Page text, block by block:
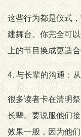
这些行为都是仪式
建舞台。你完全可
上的节目换成更适
4. 与长辈的沟通：从
很多读者卡在清明
长辈。要说服他们
效果一般，因为他